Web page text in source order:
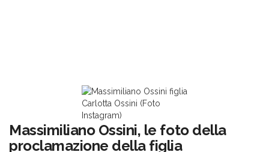
Carlotta Ossini (Foto
Instagram)
Massimiliano Ossini, le foto della
proclamazione della figlia